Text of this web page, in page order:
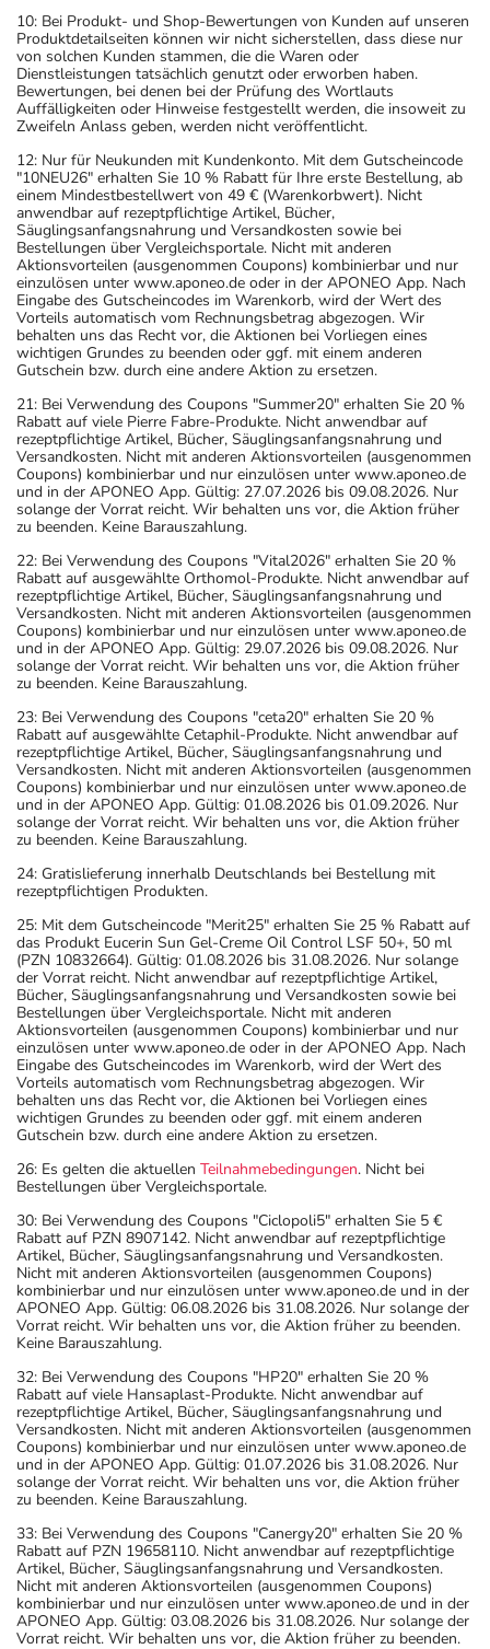
10: Bei Produkt- und Shop-Bewertungen von Kunden auf unseren
Produktdetailseiten können wir nicht sicherstellen, dass diese nur
von solchen Kunden stammen, die die Waren oder
Dienstleistungen tatsächlich genutzt oder erworben haben.
Bewertungen, bei denen bei der Prüfung des Wortlauts
Auffälligkeiten oder Hinweise festgestellt werden, die insoweit zu
Zweifeln Anlass geben, werden nicht veröffentlicht.
12: Nur für Neukunden mit Kundenkonto. Mit dem Gutscheincode
"10NEU26" erhalten Sie 10 % Rabatt für Ihre erste Bestellung, ab
einem Mindestbestellwert von 49 € (Warenkorbwert). Nicht
anwendbar auf rezeptpflichtige Artikel, Bücher,
Säuglingsanfangsnahrung und Versandkosten sowie bei
Bestellungen über Vergleichsportale. Nicht mit anderen
Aktionsvorteilen (ausgenommen Coupons) kombinierbar und nur
einzulösen unter www.aponeo.de oder in der APONEO App. Nach
Eingabe des Gutscheincodes im Warenkorb, wird der Wert des
Vorteils automatisch vom Rechnungsbetrag abgezogen. Wir
behalten uns das Recht vor, die Aktionen bei Vorliegen eines
wichtigen Grundes zu beenden oder ggf. mit einem anderen
Gutschein bzw. durch eine andere Aktion zu ersetzen.
21: Bei Verwendung des Coupons "Summer20" erhalten Sie 20 %
Rabatt auf viele Pierre Fabre-Produkte. Nicht anwendbar auf
rezeptpflichtige Artikel, Bücher, Säuglingsanfangsnahrung und
Versandkosten. Nicht mit anderen Aktionsvorteilen (ausgenommen
Coupons) kombinierbar und nur einzulösen unter www.aponeo.de
und in der APONEO App. Gültig: 27.07.2026 bis 09.08.2026. Nur
solange der Vorrat reicht. Wir behalten uns vor, die Aktion früher
zu beenden. Keine Barauszahlung.
22: Bei Verwendung des Coupons "Vital2026" erhalten Sie 20 %
Rabatt auf ausgewählte Orthomol-Produkte. Nicht anwendbar auf
rezeptpflichtige Artikel, Bücher, Säuglingsanfangsnahrung und
Versandkosten. Nicht mit anderen Aktionsvorteilen (ausgenommen
Coupons) kombinierbar und nur einzulösen unter www.aponeo.de
und in der APONEO App. Gültig: 29.07.2026 bis 09.08.2026. Nur
solange der Vorrat reicht. Wir behalten uns vor, die Aktion früher
zu beenden. Keine Barauszahlung.
23: Bei Verwendung des Coupons "ceta20" erhalten Sie 20 %
Rabatt auf ausgewählte Cetaphil-Produkte. Nicht anwendbar auf
rezeptpflichtige Artikel, Bücher, Säuglingsanfangsnahrung und
Versandkosten. Nicht mit anderen Aktionsvorteilen (ausgenommen
Coupons) kombinierbar und nur einzulösen unter www.aponeo.de
und in der APONEO App. Gültig: 01.08.2026 bis 01.09.2026. Nur
solange der Vorrat reicht. Wir behalten uns vor, die Aktion früher
zu beenden. Keine Barauszahlung.
24: Gratislieferung innerhalb Deutschlands bei Bestellung mit
rezeptpflichtigen Produkten.
25: Mit dem Gutscheincode "Merit25" erhalten Sie 25 % Rabatt auf
das Produkt Eucerin Sun Gel-Creme Oil Control LSF 50+, 50 ml
(PZN 10832664). Gültig: 01.08.2026 bis 31.08.2026. Nur solange
der Vorrat reicht. Nicht anwendbar auf rezeptpflichtige Artikel,
Bücher, Säuglingsanfangsnahrung und Versandkosten sowie bei
Bestellungen über Vergleichsportale. Nicht mit anderen
Aktionsvorteilen (ausgenommen Coupons) kombinierbar und nur
einzulösen unter www.aponeo.de oder in der APONEO App. Nach
Eingabe des Gutscheincodes im Warenkorb, wird der Wert des
Vorteils automatisch vom Rechnungsbetrag abgezogen. Wir
behalten uns das Recht vor, die Aktionen bei Vorliegen eines
wichtigen Grundes zu beenden oder ggf. mit einem anderen
Gutschein bzw. durch eine andere Aktion zu ersetzen.
26: Es gelten die aktuellen Teilnahmebedingungen. Nicht bei
Bestellungen über Vergleichsportale.
30: Bei Verwendung des Coupons "Ciclopoli5" erhalten Sie 5 €
Rabatt auf PZN 8907142. Nicht anwendbar auf rezeptpflichtige
Artikel, Bücher, Säuglingsanfangsnahrung und Versandkosten.
Nicht mit anderen Aktionsvorteilen (ausgenommen Coupons)
kombinierbar und nur einzulösen unter www.aponeo.de und in der
APONEO App. Gültig: 06.08.2026 bis 31.08.2026. Nur solange der
Vorrat reicht. Wir behalten uns vor, die Aktion früher zu beenden.
Keine Barauszahlung.
32: Bei Verwendung des Coupons "HP20" erhalten Sie 20 %
Rabatt auf viele Hansaplast-Produkte. Nicht anwendbar auf
rezeptpflichtige Artikel, Bücher, Säuglingsanfangsnahrung und
Versandkosten. Nicht mit anderen Aktionsvorteilen (ausgenommen
Coupons) kombinierbar und nur einzulösen unter www.aponeo.de
und in der APONEO App. Gültig: 01.07.2026 bis 31.08.2026. Nur
solange der Vorrat reicht. Wir behalten uns vor, die Aktion früher
zu beenden. Keine Barauszahlung.
33: Bei Verwendung des Coupons "Canergy20" erhalten Sie 20 %
Rabatt auf PZN 19658110. Nicht anwendbar auf rezeptpflichtige
Artikel, Bücher, Säuglingsanfangsnahrung und Versandkosten.
Nicht mit anderen Aktionsvorteilen (ausgenommen Coupons)
kombinierbar und nur einzulösen unter www.aponeo.de und in der
APONEO App. Gültig: 03.08.2026 bis 31.08.2026. Nur solange der
Vorrat reicht. Wir behalten uns vor, die Aktion früher zu beenden.